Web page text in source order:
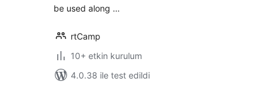
be used along …
rtCamp
10+ etkin kurulum
4.0.38 ile test edildi